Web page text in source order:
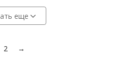
еще
2 →